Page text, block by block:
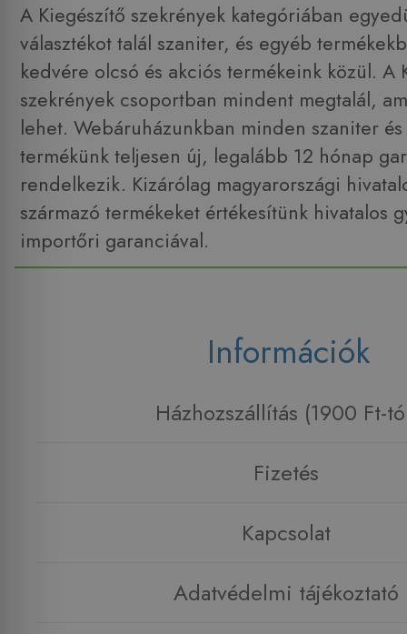
A Kiegészítő szekrények kategóriában
választékot talál szaniter, és egyéb
kedvére olcsó és akciós termékeink közül. A
szekrények csoportban mindent megtalál,
lehet. Webáruházunkban minden szaniter
termékünk teljesen új, legalább 12 hónap
rendelkezik. Kizárólag magyarországi
származó termékeket értékesítünk hivatalos
importőri garanciával.
Információk
Házhozszállítás (1900 Ft-
Fizetés
Kapcsolat
Adatvédelmi tájékoztató